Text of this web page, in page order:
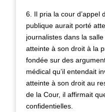
6. Il pria la cour d’appel
publique aurait porté
journalistes dans la
atteinte à son droit à la
fondée sur des
médical qu’il entendait
atteinte à son droit au
de la Cour, il affirmait
confidentielles.